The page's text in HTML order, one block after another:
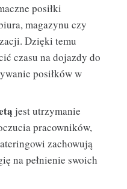
posiłki
magazynu czy
Dzięki temu
czasu na dojazdy do
posiłków w
jest utrzymanie
pracowników,
zachowują
na pełnienie swoich